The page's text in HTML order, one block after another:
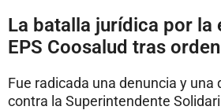
La batalla jurídica por la
EPS Coosalud tras
Fue radicada una denuncia y una
contra la Superintendente